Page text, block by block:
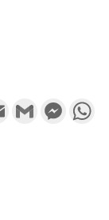
Email Gmail